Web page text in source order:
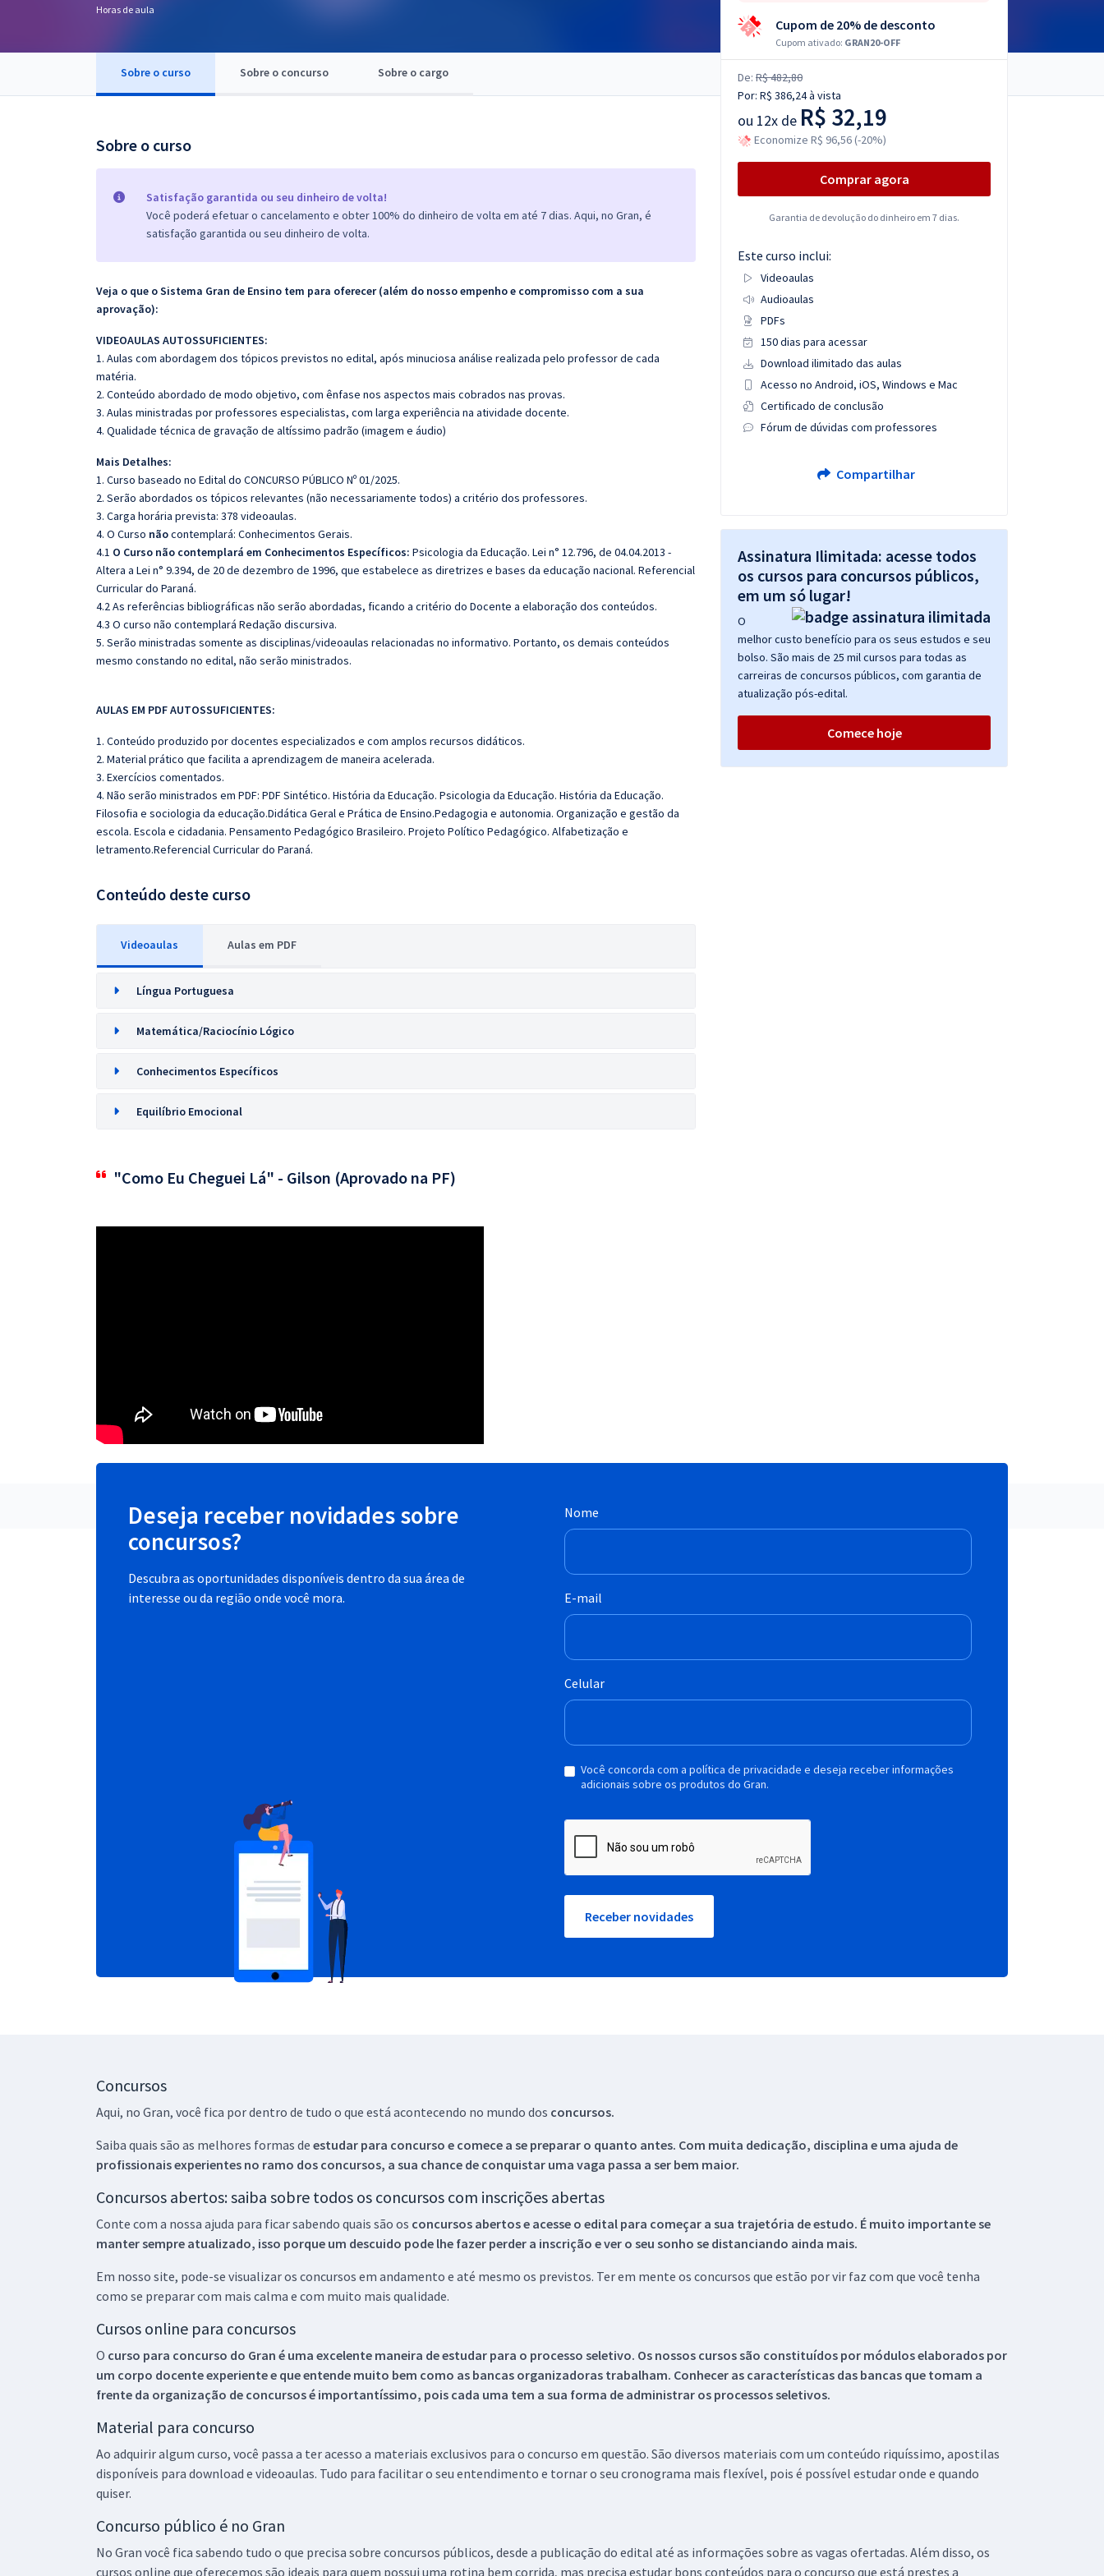
OAB
Questões grátis
Conteúdo gratuito
Horas de aula
Sobre o curso Sobre o concurso Sobre o cargo
Sobre o curso
Satisfação garantida ou seu dinheiro de volta!
Você poderá efetuar o cancelamento e obter 100% do dinheiro de volta em até 7 dias. Aqui, no Gran, é
satisfação garantida ou seu dinheiro de volta.
Veja o que o Sistema Gran de Ensino tem para oferecer (além do nosso empenho e compromisso com a sua
aprovação):
VIDEOAULAS AUTOSSUFICIENTES:
1. Aulas com abordagem dos tópicos previstos no edital, após minuciosa análise realizada pelo professor de cada
matéria.
2. Conteúdo abordado de modo objetivo, com ênfase nos aspectos mais cobrados nas provas.
3. Aulas ministradas por professores especialistas, com larga experiência na atividade docente.
4. Qualidade técnica de gravação de altíssimo padrão (imagem e áudio)
Mais Detalhes:
1. Curso baseado no Edital do CONCURSO PÚBLICO Nº 01/2025.
2. Serão abordados os tópicos relevantes (não necessariamente todos) a critério dos professores.
3. Carga horária prevista: 378 videoaulas.
4. O Curso nãocontemplará: Conhecimentos Gerais.
4.1 O Curso não contemplará em Conhecimentos Específicos: Psicologia da Educação. Lei n° 12.796, de 04.04.2013 -
Altera a Lei n° 9.394, de 20 de dezembro de 1996, que estabelece as diretrizes e bases da educação nacional. Referencial
Curricular do Paraná.
4.2 As referências bibliográficas não serão abordadas, ficando a critério do Docente a elaboração dos conteúdos.
4.3 O curso não contemplará Redação discursiva.
5. Serão ministradas somente as disciplinas/videoaulas relacionadas no informativo. Portanto, os demais conteúdos
mesmo constando no edital, não serão ministrados.
AULAS EM PDF AUTOSSUFICIENTES:
1. Conteúdo produzido por docentes especializados e com amplos recursos didáticos.
2. Material prático que facilita a aprendizagem de maneira acelerada.
3. Exercícios comentados.
4. Não serão ministrados em PDF: PDF Sintético. História da Educação. Psicologia da Educação. História da Educação.
Filosofia e sociologia da educação.Didática Geral e Prática de Ensino.Pedagogia e autonomia. Organização e gestão da
escola. Escola e cidadania. Pensamento Pedagógico Brasileiro. Projeto Político Pedagógico. Alfabetização e
letramento.Referencial Curricular do Paraná.
Conteúdo deste curso
Videoaulas Aulas em PDF
Língua Portuguesa
Matemática/Raciocínio Lógico
Conhecimentos Específicos
Equilíbrio Emocional
"Como Eu Cheguei Lá" - Gilson (Aprovado na PF)
Cupom de 20% de desconto
Cupom ativado: GRAN20-OFF
De: R$ 482,80
Por: R$ 386,24à vista
ou 12x de R$ 32,19
Economize R$ 96,56 (-20%)
Comprar agora
Garantia de devolução do dinheiro em 7 dias.
Este curso inclui:
Videoaulas
Audioaulas
PDFs
150 dias para acessar
Download ilimitado das aulas
Acesso no Android, iOS, Windows e Mac
Certificado de conclusão
Fórum de dúvidas com professores
Compartilhar
Assinatura Ilimitada: acesse todos
os cursos para concursos públicos,
em um só lugar!
O
melhor custo benefício para os seus estudos e seu
bolso. São mais de 25 mil cursos para todas as
carreiras de concursos públicos, com garantia de
atualização pós-edital.
Comece hoje
Deseja receber novidades sobre
concursos?
Descubra as oportunidades disponíveis dentro da sua área de
interesse ou da região onde você mora.
Nome
E-mail
Celular
Você concorda com a política de privacidade e deseja receber informações
adicionais sobre os produtos do Gran.
Receber novidades
Concursos
Aqui, no Gran, você fica por dentro de tudo o que está acontecendo no mundo dos concursos.
Saiba quais são as melhores formas de estudar para concurso e comece a se preparar o quanto antes. Com muita dedicação, disciplina e uma ajuda de
profissionais experientes no ramo dos concursos, a sua chance de conquistar uma vaga passa a ser bem maior.
Concursos abertos: saiba sobre todos os concursos com inscrições abertas
Conte com a nossa ajuda para ficar sabendo quais são os concursos abertos e acesse o edital para começar a sua trajetória de estudo. É muito importante se
manter sempre atualizado, isso porque um descuido pode lhe fazer perder a inscrição e ver o seu sonho se distanciando ainda mais.
Em nosso site, pode-se visualizar os concursos em andamento e até mesmo os previstos. Ter em mente os concursos que estão por vir faz com que você tenha
como se preparar com mais calma e com muito mais qualidade.
Cursos online para concursos
O curso para concurso do Gran é uma excelente maneira de estudar para o processo seletivo. Os nossos cursos são constituídos por módulos elaborados por
um corpo docente experiente e que entende muito bem como as bancas organizadoras trabalham. Conhecer as características das bancas que tomam a
frente da organização de concursos é importantíssimo, pois cada uma tem a sua forma de administrar os processos seletivos.
Material para concurso
Ao adquirir algum curso, você passa a ter acesso a materiais exclusivos para o concurso em questão. São diversos materiais com um conteúdo riquíssimo, apostilas
disponíveis para download e videoaulas. Tudo para facilitar o seu entendimento e tornar o seu cronograma mais flexível, pois é possível estudar onde e quando
quiser.
Concurso público é no Gran
No Gran você fica sabendo tudo o que precisa sobre concursos públicos, desde a publicação do edital até as informações sobre as vagas ofertadas. Além disso, os
cursos online que oferecemos são ideais para quem possui uma rotina bem corrida, mas precisa estudar bons conteúdos para o concurso que está prestes a